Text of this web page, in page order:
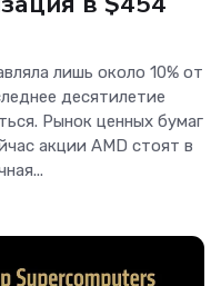
лишь около 10% от
десятилетие
Рынок ценных бумаг
акции AMD стоят в